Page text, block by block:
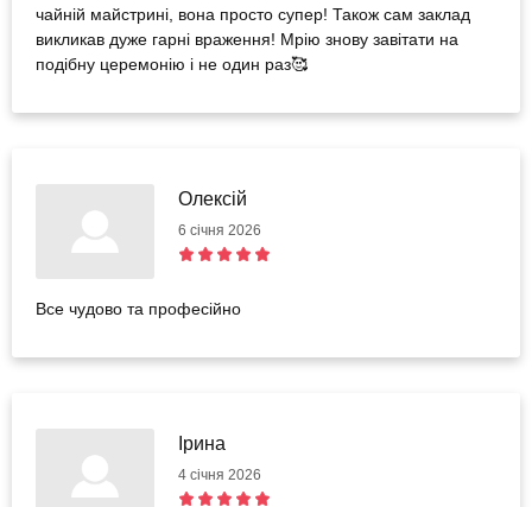
чайній майстрині, вона просто супер! Також сам заклад
викликав дуже гарні враження! Мрію знову завітати на
подібну церемонію і не один раз🥰
Олексій
6 січня 2026
Все чудово та професійно
Ірина
4 січня 2026